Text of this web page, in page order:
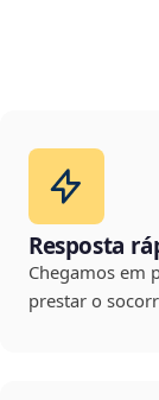
Resposta
Chegamos em
prestar o